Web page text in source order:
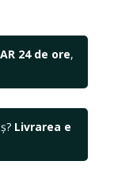
24 de ore,
Livrarea e